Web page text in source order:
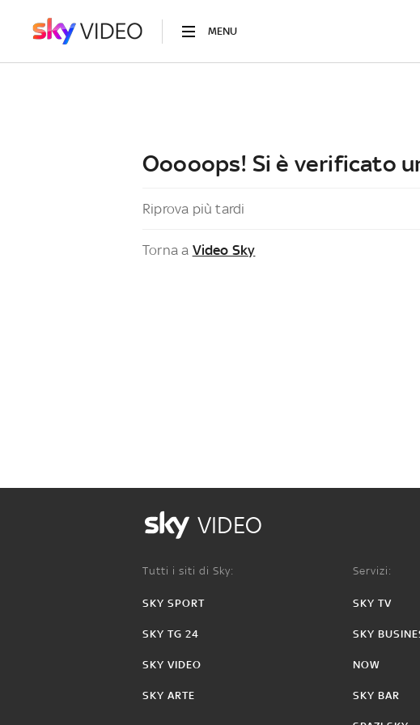
MENU
Ooooops! Si è verificato
Riprova più tardi
Torna a Video Sky
VIDEO
Tutti i siti di Sky:
SKY SPORT
SKY TG 24
SKY VIDEO
SKY ARTE
Servizi:
SKY TV
SKY
NOW
SKY BAR